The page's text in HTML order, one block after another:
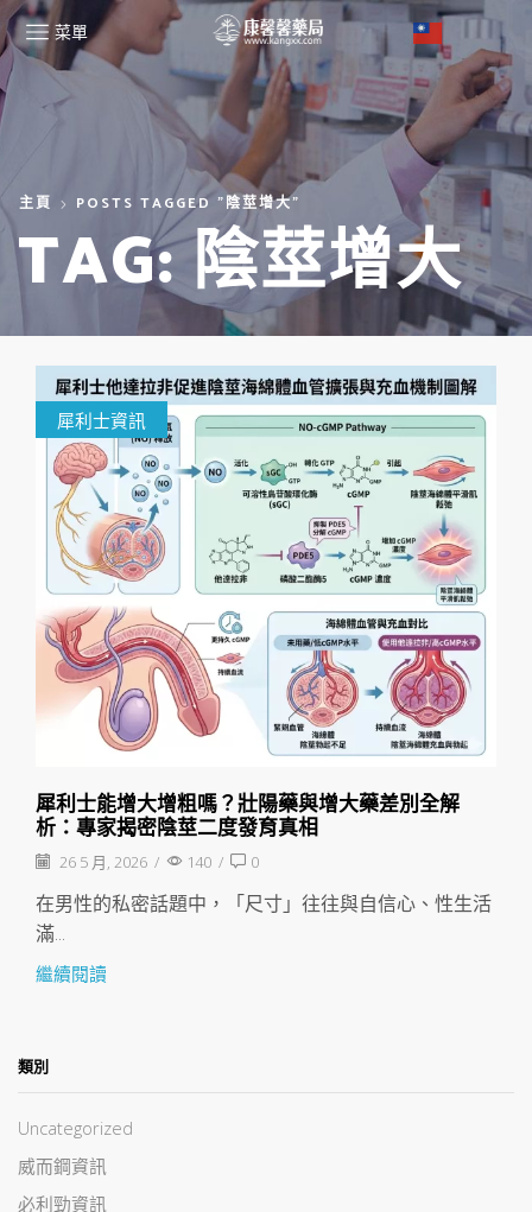
菜單
主頁 POSTS TAGGED "陰莖增大"
TAG: 陰莖增大
犀利士資訊
犀利士能增大增粗嗎？壯陽藥與增大藥差別全解
析：專家揭密陰莖二度發育真相
26 5 月, 2026 / 140 / 0
在男性的私密話題中，「尺寸」往往與自信心、性生活
滿...
繼續閱讀
類別
Uncategorized
威而鋼資訊
必利勁資訊